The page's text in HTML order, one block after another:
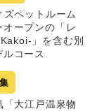
ズペットルーム
ープンの「レ
」を含む別
コース
大江戸温泉物